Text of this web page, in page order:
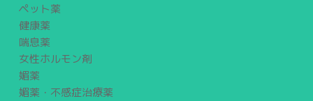
ペット薬
健康薬
喘息薬
女性ホルモン剤
媚薬
媚薬・不感症治療薬